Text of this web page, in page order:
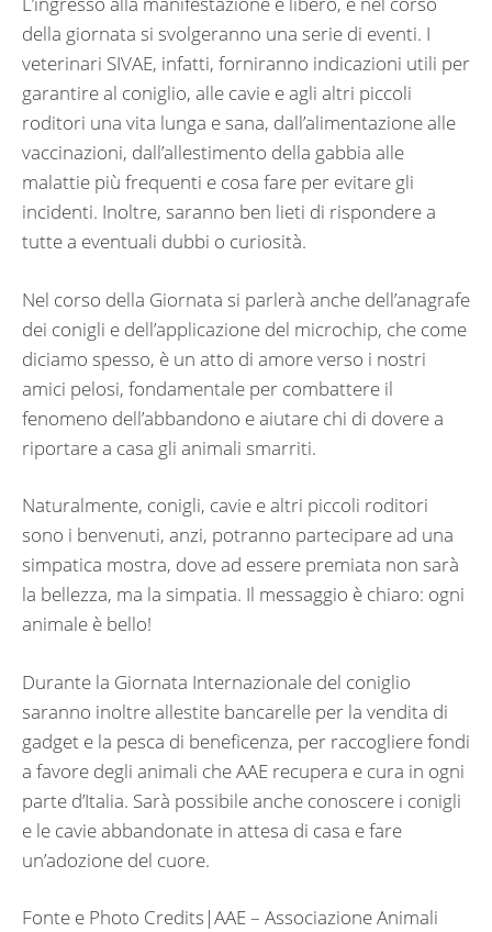
della giornata si svolgeranno una serie di eventi. I
veterinari SIVAE, infatti, forniranno indicazioni utili per
garantire al coniglio, alle cavie e agli altri piccoli
roditori una vita lunga e sana, dall’alimentazione alle
vaccinazioni, dall’allestimento della gabbia alle
malattie più frequenti e cosa fare per evitare gli
incidenti. Inoltre, saranno ben lieti di rispondere a
tutte a eventuali dubbi o curiosità.
Nel corso della Giornata si parlerà anche dell’anagrafe
dei conigli e dell’applicazione del microchip, che come
diciamo spesso, è un atto di amore verso i nostri
amici pelosi, fondamentale per combattere il
fenomeno dell’abbandono e aiutare chi di dovere a
riportare a casa gli animali smarriti.
Naturalmente, conigli, cavie e altri piccoli roditori
sono i benvenuti, anzi, potranno partecipare ad una
simpatica mostra, dove ad essere premiata non sarà
la bellezza, ma la simpatia. Il messaggio è chiaro: ogni
animale è bello!
Durante la Giornata Internazionale del coniglio
saranno inoltre allestite bancarelle per la vendita di
gadget e la pesca di beneficenza, per raccogliere fondi
a favore degli animali che AAE recupera e cura in ogni
parte d’Italia. Sarà possibile anche conoscere i conigli
e le cavie abbandonate in attesa di casa e fare
un’adozione del cuore.
Fonte e Photo Credits|AAE – Associazione Animali